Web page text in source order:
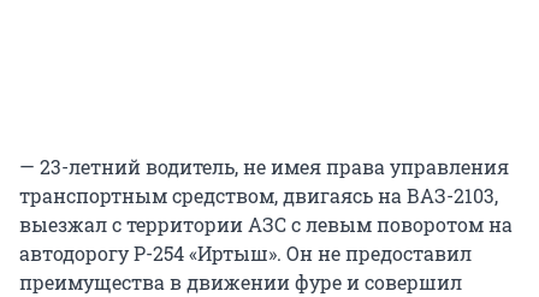
— 23-летний водитель, не имея права управления
транспортным средством, двигаясь на ВАЗ-2103,
выезжал с территории АЗС с левым поворотом на
автодорогу Р-254 «Иртыш». Он не предоставил
преимущества в движении фуре и совершил